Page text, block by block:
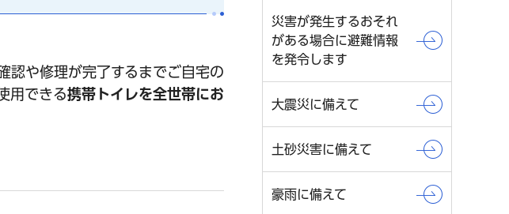
認や修理が完了するまでご自宅の
用できる携帯トイレを全世帯にお
災害が発生するおそれ
がある場合に避難情報
を発令します
大震災に備えて
土砂災害に備えて
豪雨に備えて